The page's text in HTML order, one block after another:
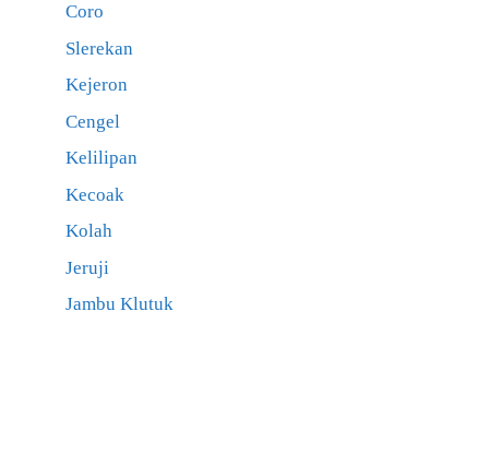
Coro
Slerekan
Kejeron
Cengel
Kelilipan
Kecoak
Kolah
Jeruji
Jambu Klutuk